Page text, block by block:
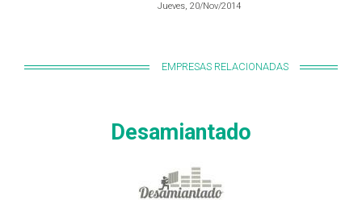
Jueves, 20/Nov/2014
EMPRESAS RELACIONADAS
Desamiantado